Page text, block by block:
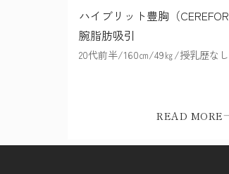
ハイブリット豊胸（
腕脂肪吸引
20代前半/160㎝/49㎏/授乳歴な
READ MORE